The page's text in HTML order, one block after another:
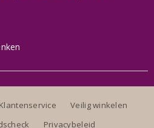
Klantenservice
Veilig winkelen
Privacybeleid